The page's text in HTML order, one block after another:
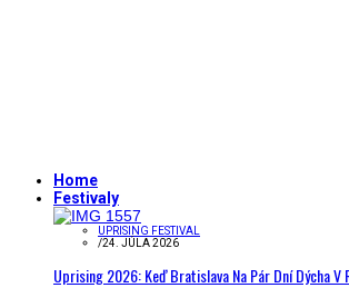
Home
Festivaly
UPRISING FESTIVAL
/24. JÚLA 2026
Uprising 2026: Keď Bratislava Na Pár Dní Dýcha V